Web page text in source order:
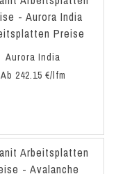
Aurora India
Ab 242.15 €/lfm